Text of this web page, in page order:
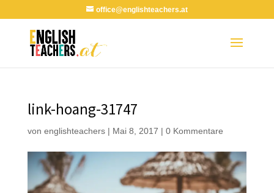
office@englishteachers.at
link-hoang-31747
von englishteachers| Mai 8, 2017 | 0 Kommentare